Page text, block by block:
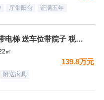
厅带阳台 证满五年
狮子城精装下跃带电梯 送车位带院子 税费低
㎡
139.8万元
附送家具